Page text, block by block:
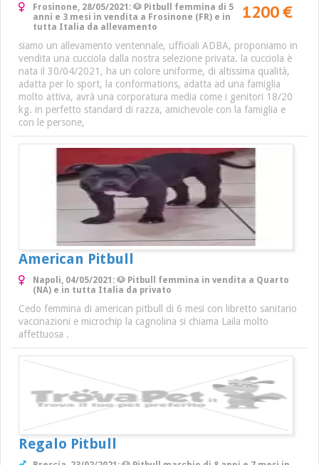
1200 €
Frosinone, 28/05/2021: 🐶 Pitbull femmina di 5
anni e 3 mesi in vendita a Frosinone (FR) e in
tutta Italia da allevamento
siamo un allevamento ventennale, ufficiali ADBA, proponiamo in
vendita una cucciola dalla nostra selezione privata. la cucciola è
nata il 30/04/2021, ha un colore uniforme, di altissima qualità,
adatta per lo sport, la conformations, adatta ad una famiglia
molto attiva, avrà una corporatura media come i genitori 18/20
kg. in perfetto standard di razza, amichevole con la famiglia e
con le persone,
American Pitbull
Napoli, 04/05/2021: 🐶 Pitbull femmina in vendita a Quarto
(NA) e in tutta Italia da privato
Cedo femmina di american pitbull di 6 mesi con libretto sanitario
vaccinazioni e microchip la cagnolina si chiama Laila molto
affettuosa .
Regalo Pitbull